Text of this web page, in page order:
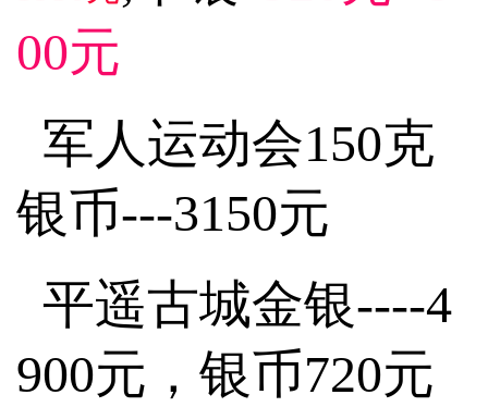
00元
军人运动会150克
银币---3150元
平遥古城金银----4
900元，银币720元